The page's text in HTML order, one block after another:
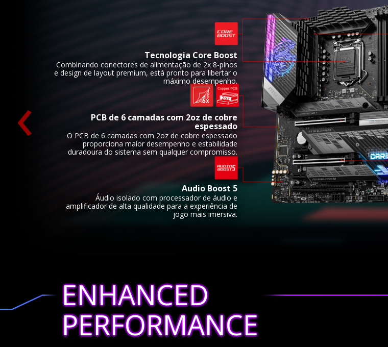
Tecnologia Core Boost
Combinando conectores de alimentação de 2x 8-pinos
e design de layout premium, está pronto para libertar o
máximo desempenho.
PCB de 6 camadas com 2oz de cobre
espessado
O PCB de 6 camadas com 2oz de cobre espessado
proporciona maior desempenho e estabilidade
duradoura do sistema sem qualquer compromisso.
Audio Boost 5
Áudio isolado com processador de áudio e
amplificador de alta qualidade para a experiência de
jogo mais imersiva.
‹
ENHANCED
PERFORMANCE